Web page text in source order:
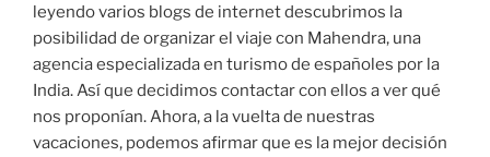
leyendo varios blogs de internet descubrimos la
posibilidad de organizar el viaje con Mahendra, una
agencia especializada en turismo de españoles por la
India. Así que decidimos contactar con ellos a ver qué
nos proponían. Ahora, a la vuelta de nuestras
vacaciones, podemos afirmar que es la mejor decisión